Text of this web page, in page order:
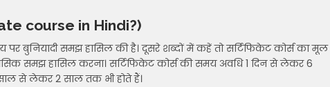
course in Hindi?)
बुनियादी समझ हासिल की है। दूसरे शब्दों में कहें तो सर्टिफिकेट कोर्स का मूल
समझ हासिल करना। सर्टिफिकेट कोर्स की समय अवधि 1 दिन से लेकर 6
से लेकर 2 साल तक भी होते हैं।